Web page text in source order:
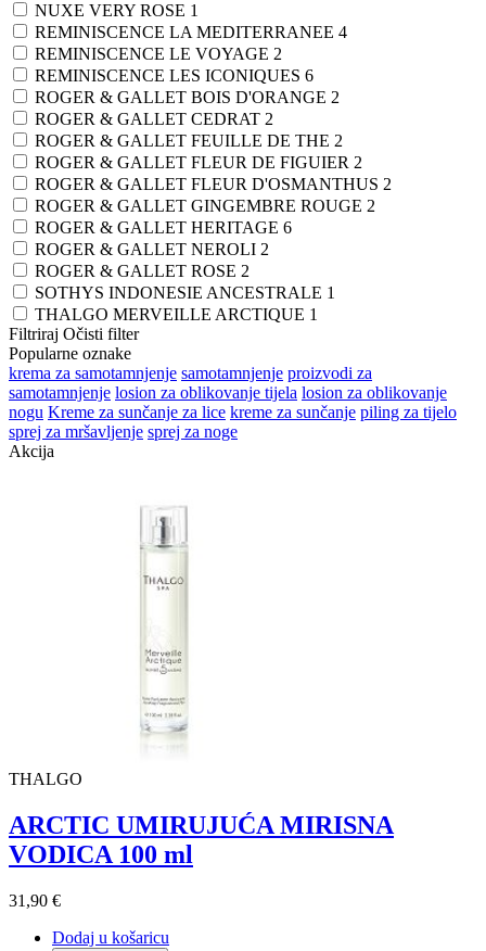
NUXE VERY ROSE 1
REMINISCENCE LA MEDITERRANEE 4
REMINISCENCE LE VOYAGE 2
REMINISCENCE LES ICONIQUES 6
ROGER & GALLET BOIS D'ORANGE 2
ROGER & GALLET CEDRAT 2
ROGER & GALLET FEUILLE DE THE 2
ROGER & GALLET FLEUR DE FIGUIER 2
ROGER & GALLET FLEUR D'OSMANTHUS 2
ROGER & GALLET GINGEMBRE ROUGE 2
ROGER & GALLET HERITAGE 6
ROGER & GALLET NEROLI 2
ROGER & GALLET ROSE 2
SOTHYS INDONESIE ANCESTRALE 1
THALGO MERVEILLE ARCTIQUE 1
Filtriraj Očisti filter
Popularne oznake
krema za samotamnjenje samotamnjenje proizvodi za
samotamnjenje losion za oblikovanje tijela losion za oblikovanje
nogu Kreme za sunčanje za lice kreme za sunčanje piling za tijelo
sprej za mršavljenje sprej za noge
Akcija
THALGO
ARCTIC UMIRUJUĆA MIRISNA
VODICA 100 ml
31,90 €
Dodaj u košaricu